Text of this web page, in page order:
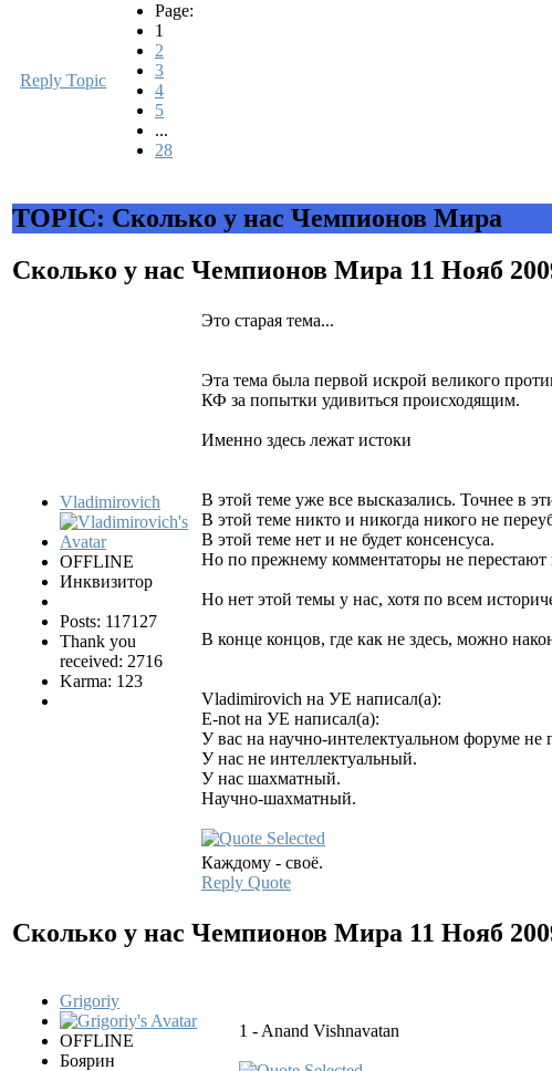
Reply Topic
Page:
1
2
3
4
5
...
28
TOPIC: Сколько у нас Чемпионов Мира
Сколько у нас Чемпионов Мира 11 Нояб
Vladimirovich
OFFLINE
Инквизитор
Posts: 117127
Thank you
received: 2716
Karma: 123
Это старая тема...
Эта тема была первой искрой великого
КФ за попытки удивиться происходящим.
Именно здесь лежат истоки
В этой теме уже все высказались. Точнее в
В этой теме никто и никогда никого не
В этой теме нет и не будет консенсуса.
Но по прежнему комментаторы не перестают
Но нет этой темы у нас, хотя по всем
В конце концов, где как не здесь, можно
Vladimirovich на УЕ написал(а):
E-not на УЕ написал(а):
У вас на научно-интелектуальном форуме
У нас не интеллектуальный.
У нас шахматный.
Научно-шахматный.
Каждому - своё.
Reply Quote
Сколько у нас Чемпионов Мира 11 Нояб
Grigoriy
OFFLINE
Боярин
1 - Anand Vishnavatan